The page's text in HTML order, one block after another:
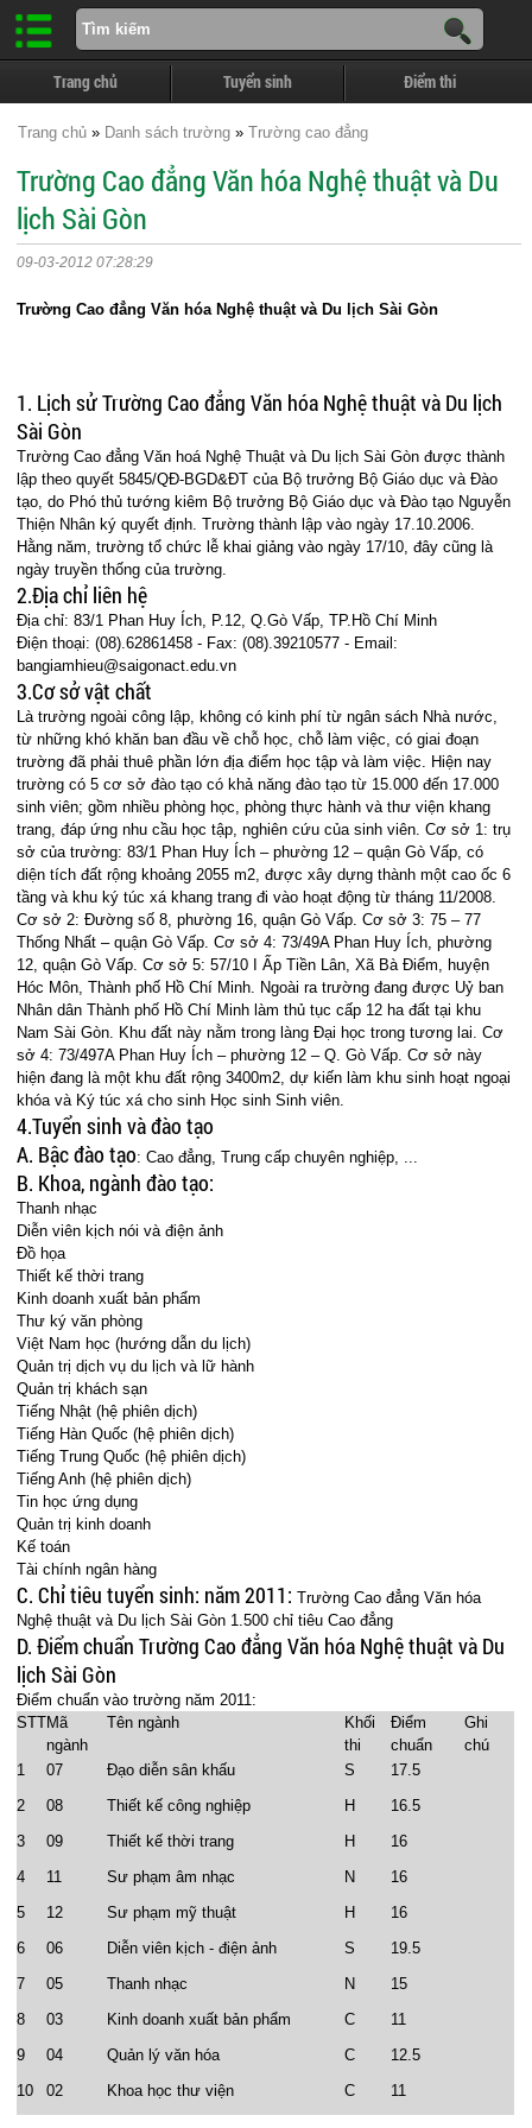
Trang chủ Tuyển sinh Điểm thi
Trang chủ » Danh sách trường » Trường cao đẳng
Trường Cao đẳng Văn hóa Nghệ thuật và Du
lịch Sài Gòn
09-03-2012 07:28:29
Trường Cao đẳng Văn hóa Nghệ thuật và Du lịch Sài Gòn
1. Lịch sử Trường Cao đẳng Văn hóa Nghệ thuật và Du lịch
Sài Gòn
Trường Cao đẳng Văn hoá Nghệ Thuật và Du lịch Sài Gòn được thành
lập theo quyết 5845/QĐ-BGD&ĐT của Bộ trưởng Bộ Giáo dục và Đào
tạo, do Phó thủ tướng kiêm Bộ trưởng Bộ Giáo dục và Đào tạo Nguyễn
Thiện Nhân ký quyết định. Trường thành lập vào ngày 17.10.2006.
Hằng năm, trường tổ chức lễ khai giảng vào ngày 17/10, đây cũng là
ngày truyền thống của trường.
2.Địa chỉ liên hệ
Địa chỉ: 83/1 Phan Huy Ích, P.12, Q.Gò Vấp, TP.Hồ Chí Minh
Điện thoại: (08).62861458 - Fax: (08).39210577 - Email:
bangiamhieu@saigonact.edu.vn
3.Cơ sở vật chất
Là trường ngoài công lập, không có kinh phí từ ngân sách Nhà nước,
từ những khó khăn ban đầu về chỗ học, chỗ làm việc, có giai đoạn
trường đã phải thuê phần lớn địa điểm học tập và làm việc. Hiện nay
trường có 5 cơ sở đào tạo có khả năng đào tạo từ 15.000 đến 17.000
sinh viên; gồm nhiều phòng học, phòng thực hành và thư viện khang
trang, đáp ứng nhu cầu học tập, nghiên cứu của sinh viên. Cơ sở 1: trụ
sở của trường: 83/1 Phan Huy Ích – phường 12 – quận Gò Vấp, có
diện tích đất rộng khoảng 2055 m2, được xây dựng thành một cao ốc 6
tầng và khu ký túc xá khang trang đi vào hoạt động từ tháng 11/2008.
Cơ sở 2: Đường số 8, phường 16, quận Gò Vấp. Cơ sở 3: 75 – 77
Thống Nhất – quận Gò Vấp. Cơ sở 4: 73/49A Phan Huy Ích, phường
12, quận Gò Vấp. Cơ sở 5: 57/10 I Ấp Tiền Lân, Xã Bà Điểm, huyện
Hóc Môn, Thành phố Hồ Chí Minh. Ngoài ra trường đang được Uỷ ban
Nhân dân Thành phố Hồ Chí Minh làm thủ tục cấp 12 ha đất tại khu
Nam Sài Gòn. Khu đất này nằm trong làng Đại học trong tương lai. Cơ
sở 4: 73/497A Phan Huy Ích – phường 12 – Q. Gò Vấp. Cơ sở này
hiện đang là một khu đất rộng 3400m2, dự kiến làm khu sinh hoạt ngoại
khóa và Ký túc xá cho sinh Học sinh Sinh viên.
4.Tuyển sinh và đào tạo
A. Bậc đào tạo: Cao đẳng, Trung cấp chuyên nghiệp, ...
B. Khoa, ngành đào tạo:
Thanh nhạc
Diễn viên kịch nói và điện ảnh
Đồ họa
Thiết kế thời trang
Kinh doanh xuất bản phẩm
Thư ký văn phòng
Việt Nam học (hướng dẫn du lịch)
Quản trị dịch vụ du lịch và lữ hành
Quản trị khách sạn
Tiếng Nhật (hệ phiên dịch)
Tiếng Hàn Quốc (hệ phiên dịch)
Tiếng Trung Quốc (hệ phiên dịch)
Tiếng Anh (hệ phiên dịch)
Tin học ứng dụng
Quản trị kinh doanh
Kế toán
Tài chính ngân hàng
C. Chỉ tiêu tuyển sinh: năm 2011:Trường Cao đẳng Văn hóa
Nghệ thuật và Du lịch Sài Gòn 1.500 chỉ tiêu Cao đẳng
D. Điểm chuẩn Trường Cao đẳng Văn hóa Nghệ thuật và Du
lịch Sài Gòn
Điểm chuẩn vào trường năm 2011:
STTMã
ngành
Tên ngành
Khối
thi
Điểm
chuẩn
Ghi
chú
1
07 Đạo diễn sân khấu S
17.5
2
08 Thiết kế công nghiệp H
16.5
3
09 Thiết kế thời trang H
16
4
11 Sư phạm âm nhạc N
16
5
12 Sư phạm mỹ thuật H
16
6
06 Diễn viên kịch - điện ảnh S
19.5
7
05 Thanh nhạc N
15
8
03 Kinh doanh xuất bản phẩm C
11
9
04 Quản lý văn hóa C
12.5
10
02 Khoa học thư viện C 11